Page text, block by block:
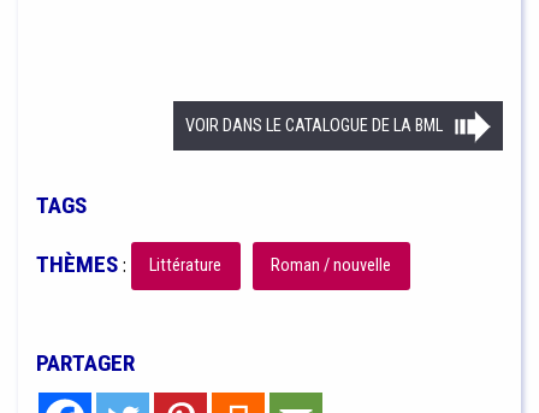
VOIR DANS LE CATALOGUE DE LA BML
TAGS
THÈMES: Littérature Roman / nouvelle
PARTAGER